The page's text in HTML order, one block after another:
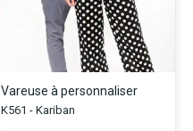
Vareuse à personnaliser
K561 - Kariban